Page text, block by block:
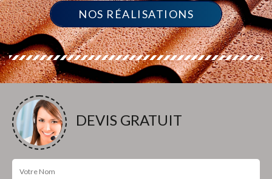
NOS RÉALISATIONS
DEVIS GRATUIT